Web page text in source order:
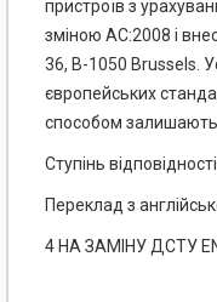
пристроїв з
зміною АС:2008 і
36, В-1050 Brussels.
європейських
способом
Ступінь
Переклад з
4 НА ЗАМІНУ ДСТУ